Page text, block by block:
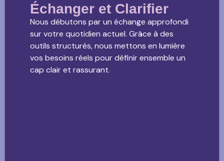
Échanger et Clarifier
Nous débutons par un échange approfondi
sur votre quotidien actuel. Grâce à des
outils structurés, nous mettons en lumière
vos besoins réels pour définir ensemble un
cap clair et rassurant.